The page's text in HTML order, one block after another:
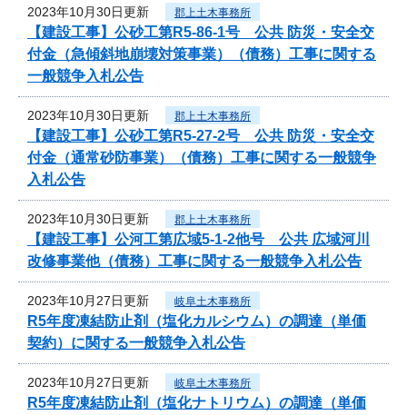
2023年10月30日更新 郡上土木事務所
【建設工事】公砂工第R5-86-1号 公共 防災・安全交
付金（急傾斜地崩壊対策事業）（債務）工事に関する
一般競争入札公告
2023年10月30日更新 郡上土木事務所
【建設工事】公砂工第R5-27-2号 公共 防災・安全交
付金（通常砂防事業）（債務）工事に関する一般競争
入札公告
2023年10月30日更新 郡上土木事務所
【建設工事】公河工第広域5-1-2他号 公共 広域河川
改修事業他（債務）工事に関する一般競争入札公告
2023年10月27日更新 岐阜土木事務所
R5年度凍結防止剤（塩化カルシウム）の調達（単価
契約）に関する一般競争入札公告
2023年10月27日更新 岐阜土木事務所
R5年度凍結防止剤（塩化ナトリウム）の調達（単価